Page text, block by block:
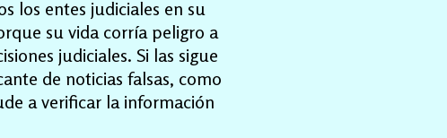
los entes judiciales en su
su vida corría peligro a
judiciales. Si las sigue
de noticias falsas, como
a verificar la información